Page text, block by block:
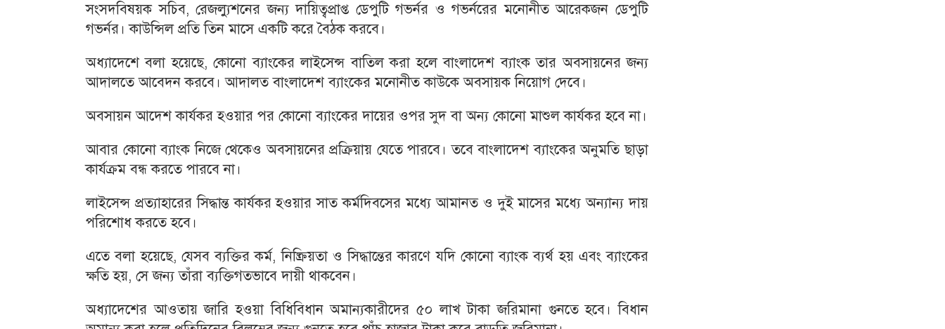
সংসদবিষয়ক সচিব, রেজল্যুশনের জন্য দায়িত্বপ্রাপ্ত ডেপুটি গভর্নর ও গভর্নরের মনোনীত আরেকজন ডেপুটি
গভর্নর। কাউন্সিল প্রতি তিন মাসে একটি করে বৈঠক করবে।
অধ্যাদেশে বলা হয়েছে, কোনো ব্যাংকের লাইসেন্স বাতিল করা হলে বাংলাদেশ ব্যাংক তার অবসায়নের জন্য
আদালতে আবেদন করবে। আদালত বাংলাদেশ ব্যাংকের মনোনীত কাউকে অবসায়ক নিয়োগ দেবে।
অবসায়ন আদেশ কার্যকর হওয়ার পর কোনো ব্যাংকের দায়ের ওপর সুদ বা অন্য কোনো মাশুল কার্যকর হবে না।
আবার কোনো ব্যাংক নিজে থেকেও অবসায়নের প্রক্রিয়ায় যেতে পারবে। তবে বাংলাদেশ ব্যাংকের অনুমতি ছাড়া
কার্যক্রম বন্ধ করতে পারবে না।
লাইসেন্স প্রত্যাহারের সিদ্ধান্ত কার্যকর হওয়ার সাত কর্মদিবসের মধ্যে আমানত ও দুই মাসের মধ্যে অন্যান্য দায়
পরিশোধ করতে হবে।
এতে বলা হয়েছে, যেসব ব্যক্তির কর্ম, নিষ্ক্রিয়তা ও সিদ্ধান্তের কারণে যদি কোনো ব্যাংক ব্যর্থ হয় এবং ব্যাংকের
ক্ষতি হয়, সে জন্য তাঁরা ব্যক্তিগতভাবে দায়ী থাকবেন।
অধ্যাদেশের আওতায় জারি হওয়া বিধিবিধান অমান্যকারীদের ৫০ লাখ টাকা জরিমানা গুনতে হবে। বিধান